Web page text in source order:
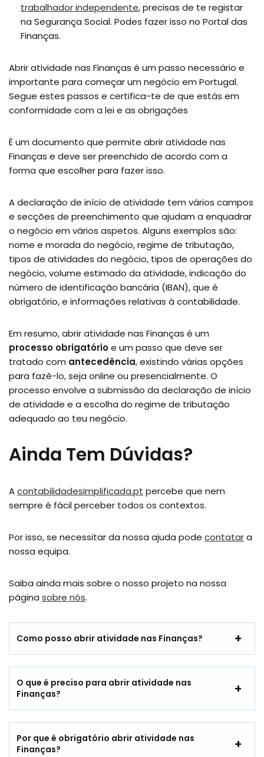
trabalhador independente, precisas de te registar
na Segurança Social. Podes fazer isso no Portal das
Finanças.
Abrir atividade nas Finanças é um passo necessário e
importante para começar um negócio em Portugal.
Segue estes passos e certifica-te de que estás em
conformidade com a lei e as obrigações
É um documento que permite abrir atividade nas
Finanças e deve ser preenchido de acordo com a
forma que escolher para fazer isso.
A declaração de início de atividade tem vários campos
e secções de preenchimento que ajudam a enquadrar
o negócio em vários aspetos. Alguns exemplos são:
nome e morada do negócio, regime de tributação,
tipos de atividades do negócio, tipos de operações do
negócio, volume estimado da atividade, indicação do
número de identificação bancária (IBAN), que é
obrigatório, e informações relativas à contabilidade.
Em resumo, abrir atividade nas Finanças é um
processo obrigatórioe um passo que deve ser
tratado com antecedência, existindo várias opções
para fazê-lo, seja online ou presencialmente. O
processo envolve a submissão da declaração de início
de atividade e a escolha do regime de tributação
adequado ao teu negócio.
Ainda Tem Dúvidas?
Acontabilidadesimplificada.pt percebe que nem
sempre é fácil perceber todos os contextos.
Por isso, se necessitar da nossa ajuda pode contatara
nossa equipa.
Saiba ainda mais sobre o nosso projeto na nossa
página sobre nós.
Como posso abrir atividade nas Finanças?
O que é preciso para abrir atividade nas
Finanças?
Por que é obrigatório abrir atividade nas
Finanças?